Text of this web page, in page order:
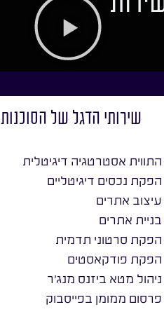
שירותי הדגל של הסוכנות
התווית אסטרטגיה דיגיטלית
הפקת נכסים דיגיטליים
עיצוב אתרים
בניית אתרים
הפקת סרטוני תדמית
הפקת פודקאסטים
ניהול מטא ביזנס מנג׳ר
פרסום ממומן בפייסבוק